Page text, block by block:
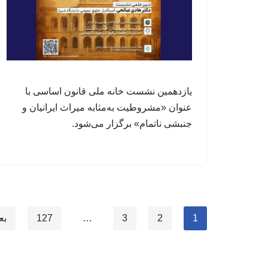
یازدهمین نشست خانه ملی قانون اساسی با
عنوان «مشروطیت به‌مثابه میراث ایرانیان و
جنبشی ناتمام» برگزار می‌شود.
1
2
3
…
127